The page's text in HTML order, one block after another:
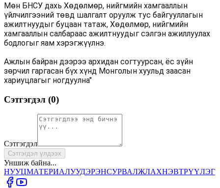
Мөн БНСУ дахь Хөдөлмөр, нийгмийн хамгааллын
үйлчилгээний төвд шалгалт оруулж тус байгууллагын
ажилтнуудыг буцаан татаж, Хөдөлмөр, нийгмийн
хамгааллын салбараас ажилтнуудыг сэлгэн ажиллуулах
бодлогыг яам хэрэгжүүлнэ.
Ажлын байран дээрээ архидан согтуурсан, ёс зүйн
зөрчил гаргасан бүх хүнд Монголын хуульд заасан
хариуцлагыг ногдуулна"
Сэтгэгдэл (0)
Сэтгэгдэл
Сэтгэгдэл үлдээх
Уншиж байна...
НУУЦМАТЕРИАЛУУДЭРЭНСУРВАЛЖЛАХНЭВТРҮҮЛЭГ